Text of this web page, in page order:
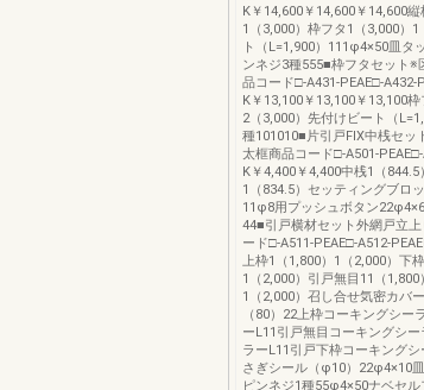
K￥14,600￥14,600￥14,600縦
1（3,000）枠フタ1（3,000）
ト（L=1,900）111φ4×50皿タ
ンネジ3種555■枠フタセット
品コード□-A431-PEAE□-A432-
K￥13,100￥13,100￥13,100枠
2（3,000）先付けビート（
種101010■片引戸FIX中桟セッ
太框商品コード□-A501-
K￥4,400￥4,400中桟1（844.5
1（834.5）セッティングブロ
11φ8用プッシュボタン
44■引戸横材セット外網戸立
ード□-A511-PEAE□-A512-
上枠1（1,800）1（2,000）下
1（2,000）引戸無目11（1,800
1（2,000）召し合せ気密カバ
（80）22上枠コーキングシー
ーL11引戸無目コーキングシ
ラーL11引戸下枠コーキング
さぎシール（φ10）22φ4×10
ピンネジ1種55φ4×50ナベセ